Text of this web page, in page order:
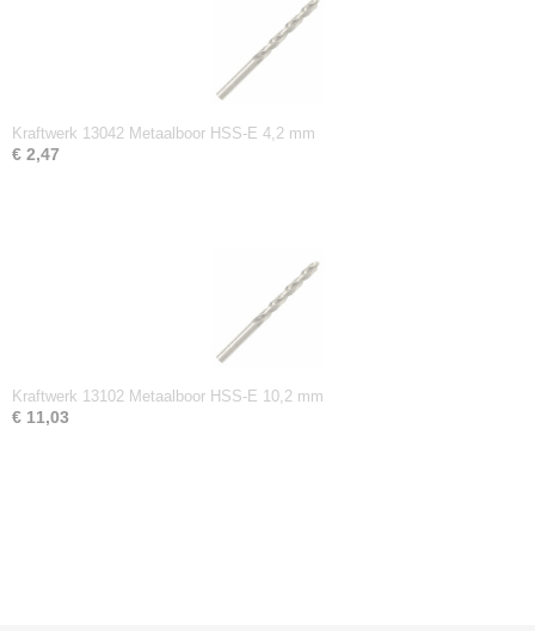
Kraftwerk 13042 Metaalboor HSS-E 4,2 mm
€ 2,47
Kraftwerk 13102 Metaalboor HSS-E 10,2 mm
€ 11,03